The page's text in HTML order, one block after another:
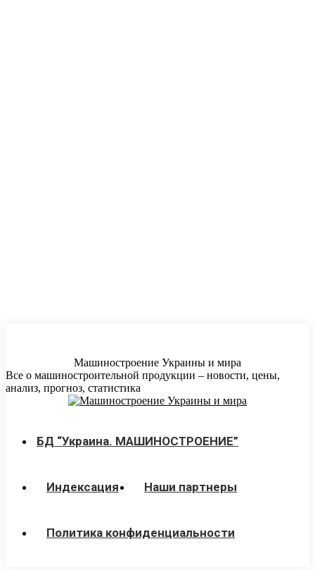
Машиностроение Украины и мира
Все о машиностроительной продукции – новости, цены,
анализ, прогноз, статистика
БД “Украина. МАШИНОСТРОЕНИЕ”
Индекcация Наши партнеры
Политика конфиденциальности